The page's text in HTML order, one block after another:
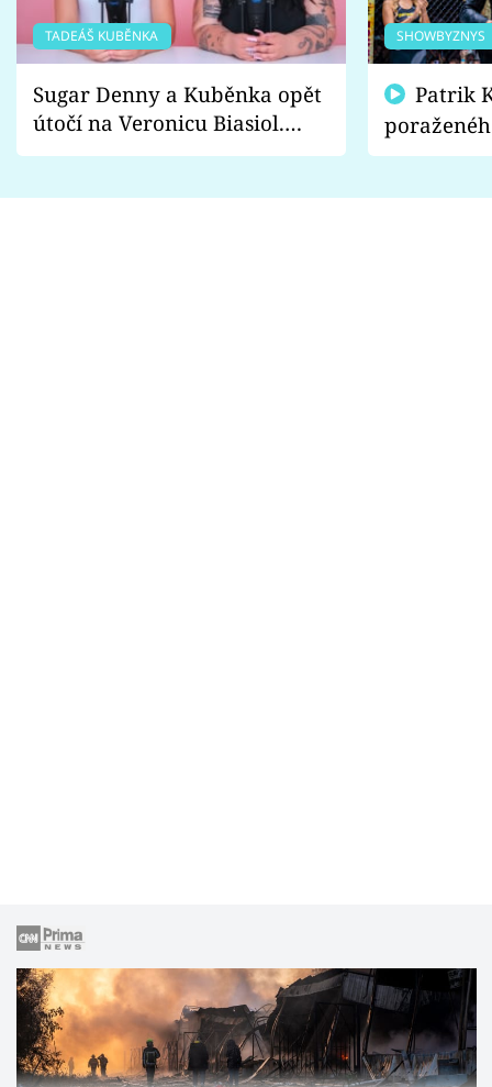
TADEÁŠ KUBĚNKA
Sugar Denny a Kuběnka opět
útočí na Veronicu Biasiol.
Proč je podle nich falešná a
SHOWBYZNYS
fanoušci